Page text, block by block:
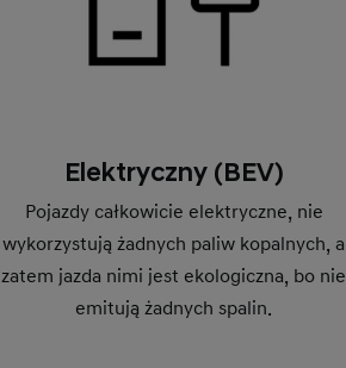
Elektryczny (BEV)
Pojazdy całkowicie elektryczne, nie
wykorzystują żadnych paliw kopalnych, a
zatem jazda nimi jest ekologiczna, bo nie
emitują żadnych spalin.